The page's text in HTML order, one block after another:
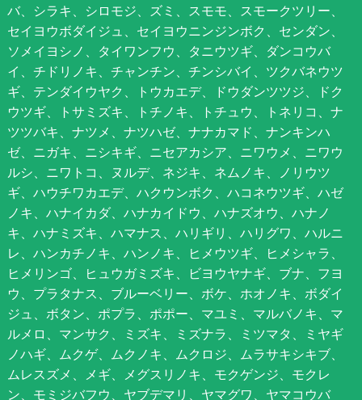
バ、シラキ、シロモジ、ズミ、スモモ、スモークツリー、
セイヨウボダイジュ、セイヨウニンジンボク、センダン、
ソメイヨシノ、タイワンフウ、タニウツギ、ダンコウバ
イ、チドリノキ、チャンチン、チンシバイ、ツクバネウツ
ギ、テンダイウヤク、トウカエデ、ドウダンツツジ、ドク
ウツギ、トサミズキ、トチノキ、トチュウ、トネリコ、ナ
ツツバキ、ナツメ、ナツハゼ、ナナカマド、ナンキンハ
ゼ、ニガキ、ニシキギ、ニセアカシア、ニワウメ、ニワウ
ルシ、ニワトコ、ヌルデ、ネジキ、ネムノキ、ノリウツ
ギ、ハウチワカエデ、ハクウンボク、ハコネウツギ、ハゼ
ノキ、ハナイカダ、ハナカイドウ、ハナズオウ、ハナノ
キ、ハナミズキ、ハマナス、ハリギリ、ハリグワ、ハルニ
レ、ハンカチノキ、ハンノキ、ヒメウツギ、ヒメシャラ、
ヒメリンゴ、ヒュウガミズキ、ビヨウヤナギ、ブナ、フヨ
ウ、プラタナス、ブルーベリー、ボケ、ホオノキ、ボダイ
ジュ、ボタン、ポプラ、ポポー、マユミ、マルバノキ、マ
ルメロ、マンサク、ミズキ、ミズナラ、ミツマタ、ミヤギ
ノハギ、ムクゲ、ムクノキ、ムクロジ、ムラサキシキブ、
ムレスズメ、メギ、メグスリノキ、モクゲンジ、モクレ
ン、モミジバフウ、ヤブデマリ、ヤマグワ、ヤマコウバ